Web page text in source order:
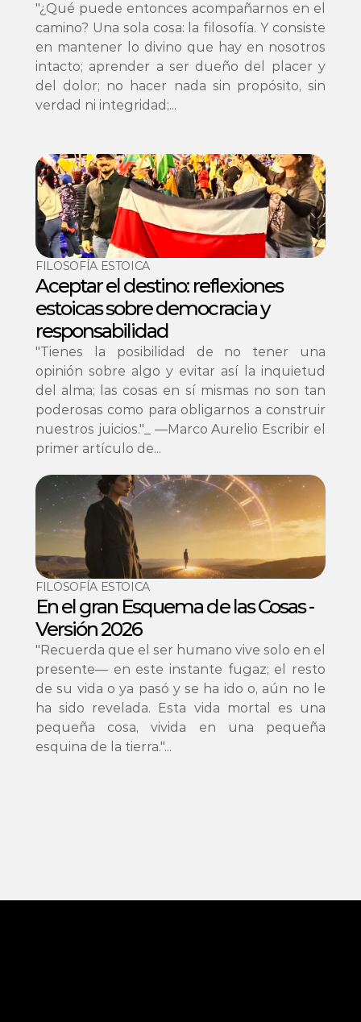
"¿Qué puede entonces acompañarnos en el
camino? Una sola cosa: la filosofía. Y consiste
en mantener lo divino que hay en nosotros
intacto; aprender a ser dueño del placer y
del dolor; no hacer nada sin propósito, sin
verdad ni integridad;...
FILOSOFÍA ESTOICA
Aceptar el destino: reflexiones
estoicas sobre democracia y
responsabilidad
"Tienes la posibilidad de no tener una
opinión sobre algo y evitar así la inquietud
del alma; las cosas en sí mismas no son tan
poderosas como para obligarnos a construir
nuestros juicios."_ —Marco Aurelio Escribir el
primer artículo de...
FILOSOFÍA ESTOICA
En el gran Esquema de las Cosas -
Versión 2026
"Recuerda que el ser humano vive solo en el
presente— en este instante fugaz; el resto
de su vida o ya pasó y se ha ido o, aún no le
ha sido revelada. Esta vida mortal es una
pequeña cosa, vivida en una pequeña
esquina de la tierra."...